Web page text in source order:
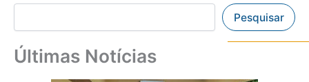
Pesquisar
Últimas Notícias